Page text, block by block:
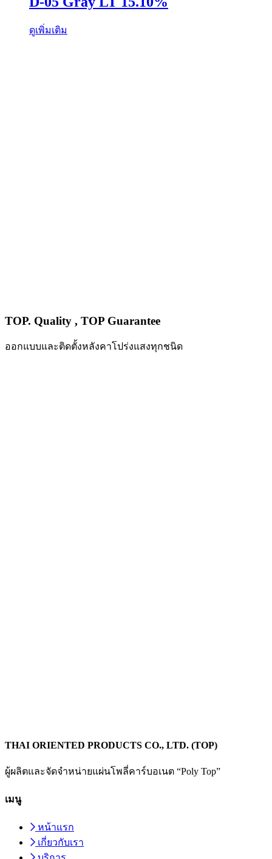
ดูเพิ่มเติม
TOP. Quality , TOP Guarantee
ออกแบบและติดตั้งหลังคาโปร่งแสงทุกชนิด
THAI ORIENTED PRODUCTS CO., LTD. (TOP)
ผู้ผลิตและจัดจำหน่ายแผ่นโพลี่คาร์บอเนต “Poly Top”
เมนู
หน้าแรก
เกี่ยวกับเรา